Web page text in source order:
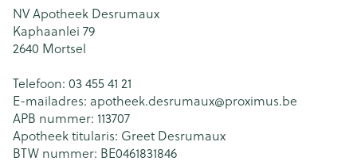
NV Apotheek Desrumaux
Kaphaanlei 79
2640 Mortsel
Telefoon: 03 455 41 21
E-mailadres: apotheek.desrumaux@proximus.be
APB nummer: 113707
Apotheek titularis: Greet Desrumaux
BTW nummer: BE0461831846